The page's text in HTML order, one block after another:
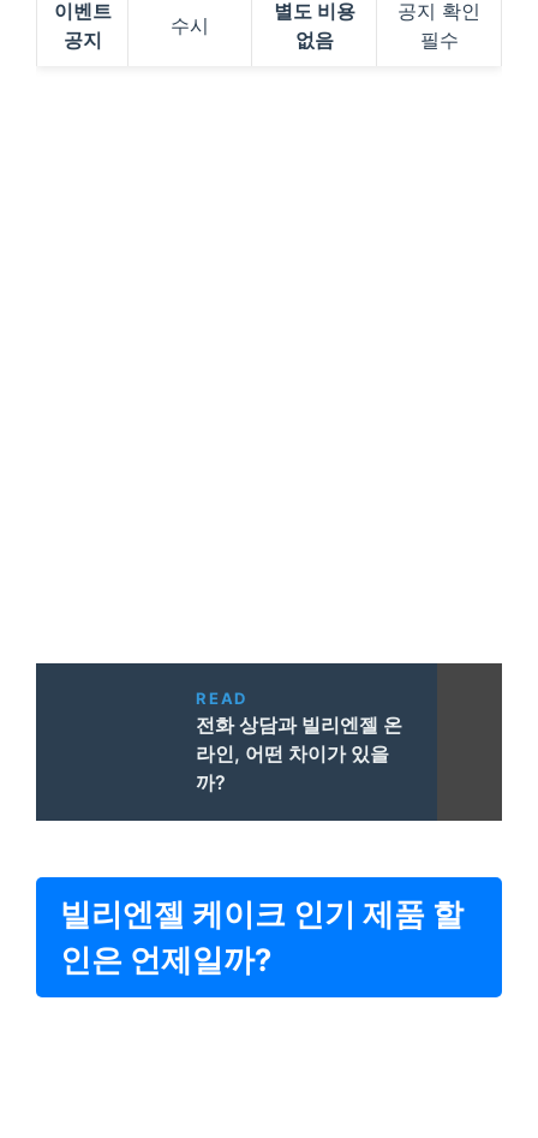
이벤트
공지
수시
별도 비용
없음
공지 확인
필수
READ
전화 상담과 빌리엔젤 온
라인, 어떤 차이가 있을
까?
빌리엔젤 케이크 인기 제품 할
인은 언제일까?